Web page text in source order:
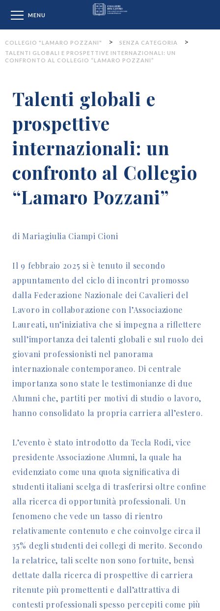
MENU
COLLEGIO "LAMARO POZZANI" > SENZA CATEGORIA >
TALENTI GLOBALI E PROSPETTIVE INTERNAZIONALI: UN
CONFRONTO AL COLLEGIO “LAMARO POZZANI”
Talenti globali e
prospettive
internazionali: un
confronto al Collegio
“Lamaro Pozzani”
di Mariagiulia Ciampi Cioni
Il 9 febbraio 2025 si è tenuto il secondo
appuntamento del ciclo di incontri promosso
dalla Federazione Nazionale dei Cavalieri del
Lavoro in collaborazione con l’Associazione
Laureati, un’iniziativa che si impegna a riflettere
sull’importanza dei talenti globali e sul ruolo dei
giovani professionisti nel panorama
internazionale contemporaneo. Di centrale
importanza sono state le testimonianze di due
Alumni che, partiti per motivi di studio o lavoro,
hanno consolidato la propria carriera all’estero.
L’evento è stato introdotto da Tecla Rodi, vice
presidente Associazione Alumni, la quale ha
evidenziato come una quota significativa di
studenti italiani scelga di trasferirsi oltre confine
alla ricerca di opportunità professionali. Un
fenomeno che vede un tasso di rientro
relativamente contenuto e che coinvolge circa il
35% degli studenti dei collegi di merito. Secondo
la relatrice, tali scelte non sono fortuite, bensì
dettate dalla ricerca di prospettive di carriera
ritenute più promettenti e dall’attrattiva di
contesti professionali spesso percepiti come più